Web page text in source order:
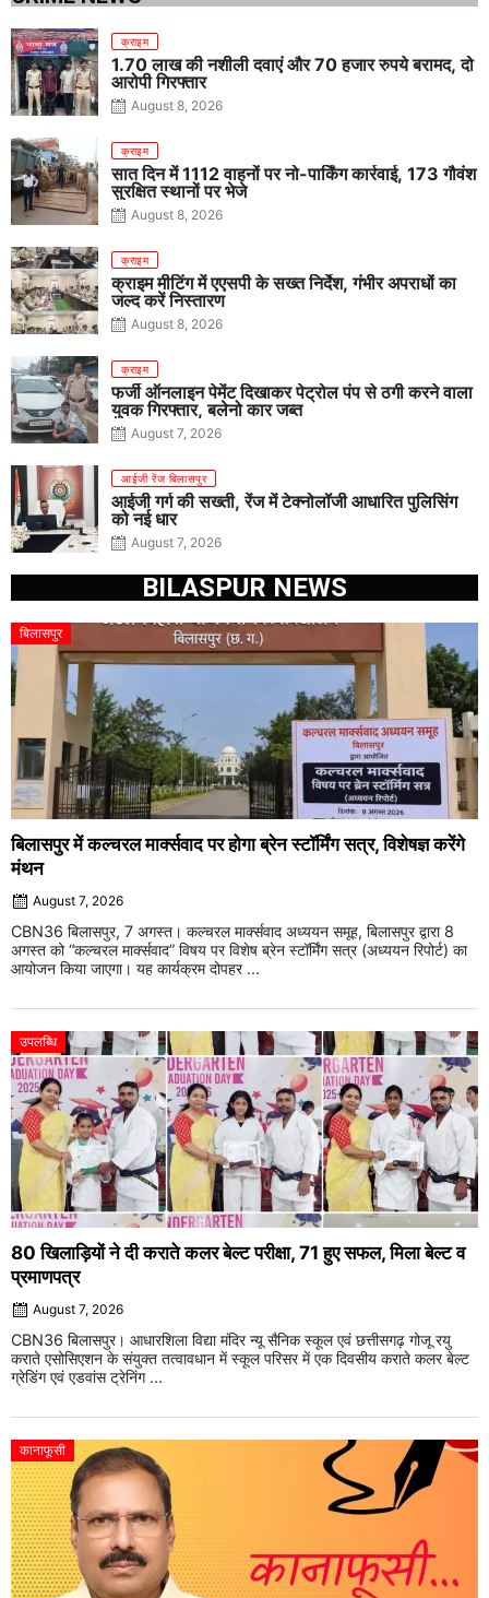
क्राइम
1.70 लाख की नशीली दवाएं और 70 हजार रुपये बरामद, दो
आरोपी गिरफ्तार
August 8, 2026
क्राइम
सात दिन में 1112 वाहनों पर नो-पार्किंग कार्रवाई, 173 गौवंश
सुरक्षित स्थानों पर भेजे
August 8, 2026
क्राइम
क्राइम मीटिंग में एएसपी के सख्त निर्देश, गंभीर अपराधों का
जल्द करें निस्तारण
August 8, 2026
क्राइम
फर्जी ऑनलाइन पेमेंट दिखाकर पेट्रोल पंप से ठगी करने वाला
युवक गिरफ्तार, बलेनो कार जब्त
August 7, 2026
आईजी रेंज बिलासपुर
आईजी गर्ग की सख्ती, रेंज में टेक्नोलॉजी आधारित पुलिसिंग
को नई धार
August 7, 2026
BILASPUR NEWS
बिलासपुर
बिलासपुर में कल्चरल मार्क्सवाद पर होगा ब्रेन स्टॉर्मिंग सत्र, विशेषज्ञ करेंगे
मंथन
August 7, 2026
CBN36 बिलासपुर, 7 अगस्त। कल्चरल मार्क्सवाद अध्ययन समूह, बिलासपुर द्वारा 8
अगस्त को “कल्चरल मार्क्सवाद” विषय पर विशेष ब्रेन स्टॉर्मिंग सत्र (अध्ययन रिपोर्ट) का
आयोजन किया जाएगा। यह कार्यक्रम दोपहर ...
उपलब्धि
80 खिलाड़ियों ने दी कराते कलर बेल्ट परीक्षा, 71 हुए सफल, मिला बेल्ट व
प्रमाणपत्र
August 7, 2026
CBN36 बिलासपुर। आधारशिला विद्या मंदिर न्यू सैनिक स्कूल एवं छत्तीसगढ़ गोजू रयु
कराते एसोसिएशन के संयुक्त तत्वावधान में स्कूल परिसर में एक दिवसीय कराते कलर बेल्ट
ग्रेडिंग एवं एडवांस ट्रेनिंग ...
कानाफूसी